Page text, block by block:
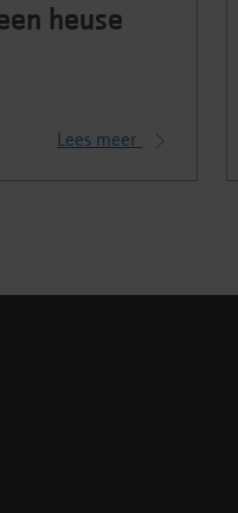
heuse
Lees meer